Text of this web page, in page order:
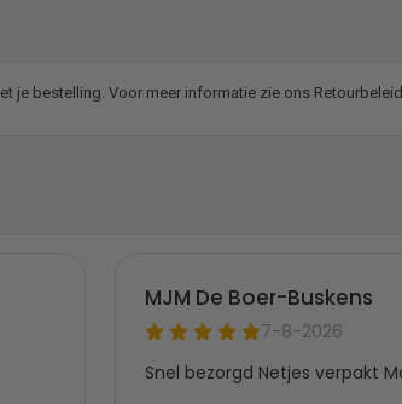
je bestelling. Voor meer informatie zie ons Retourbeleid